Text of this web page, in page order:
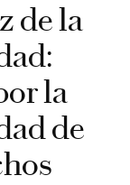
de la
la
de